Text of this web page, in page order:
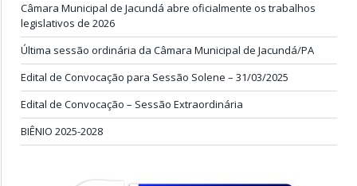
Câmara Municipal de Jacundá abre oficialmente os trabalhos
legislativos de 2026
Última sessão ordinária da Câmara Municipal de Jacundá/PA
Edital de Convocação para Sessão Solene – 31/03/2025
Edital de Convocação – Sessão Extraordinária
BIÊNIO 2025-2028